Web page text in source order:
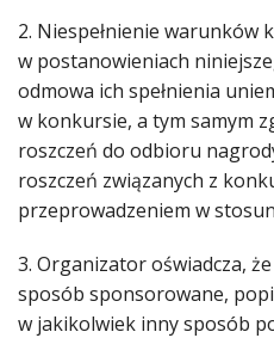
2. Niespełnienie warunków
w postanowieniach
odmowa ich spełnienia
w konkursie, a tym samym
roszczeń do odbioru
roszczeń związanych z
przeprowadzeniem w
3. Organizator oświadcza,
sposób sponsorowane,
w jakikolwiek inny sposób